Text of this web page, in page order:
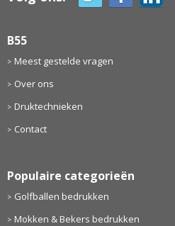
B55
Meest gestelde vragen
Over ons
Druktechnieken
Contact
Populaire categorieën
Golfballen bedrukken
Mokken & Bekers bedrukken